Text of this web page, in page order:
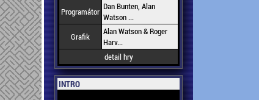
Programátor Dan Bunten, Alan
Watson ...
Grafik
Alan Watson & Roger
Harv...
detail hry
INTRO